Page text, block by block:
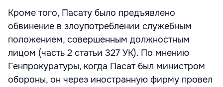
Кроме того, Пасату было предъявлено
обвинение в злоупотреблении служебным
положением, совершенным должностным
лицом (часть 2 статьи 327 УК). По мнению
Генпрокуратуры, когда Пасат был министром
обороны, он через иностранную фирму провел